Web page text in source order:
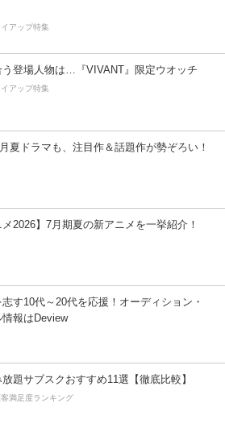
アップ特集
う登場人物は…『VIVANT』限定ウオッチ
アップ特集
夏ドラマも、注目作＆話題作が勢ぞろい！
メ2026】7月期夏の新アニメを一挙紹介！
す10代～20代を応援！オーディション・
情報はDeview
題サブスクおすすめ11選【徹底比較】
満足度ランキング